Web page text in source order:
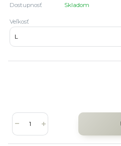
Dostupnosť Skladom
Veľkosť